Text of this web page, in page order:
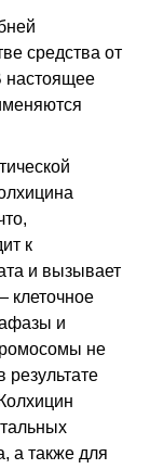
средства от
настоящее
к
и вызывает
клеточное
и
не
результате
а также для